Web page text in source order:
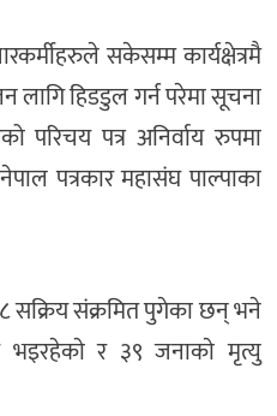
सकेसम्म कार्यक्षेत्रमै
लागि हिडडुल गर्न परेमा सूचना
परिचय पत्र अनिर्वाय रुपमा
पत्रकार महासंघ पाल्पाका
सक्रिय संक्रमित पुगेका छन् भने
भइरहेकाे र ३९ जनाकाे मृत्यु